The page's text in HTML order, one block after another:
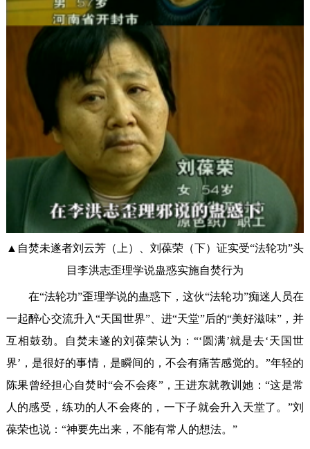
▲自焚未遂者刘云芳（上）、刘葆荣（下）证实受“法轮功”头
目李洪志歪理学说蛊惑实施自焚行为
在“法轮功”歪理学说的蛊惑下，这伙“法轮功”痴迷人员在
一起醉心交流升入“天国世界”、进“天堂”后的“美好滋味”，并
互相鼓劲。自焚未遂的刘葆荣认为：“‘圆满’就是去‘天国世
界’，是很好的事情，是瞬间的，不会有痛苦感觉的。”年轻的
陈果曾经担心自焚时“会不会疼”，王进东就教训她：“这是常
人的感受，练功的人不会疼的，一下子就会升入天堂了。”刘
葆荣也说：“神要先出来，不能有常人的想法。”